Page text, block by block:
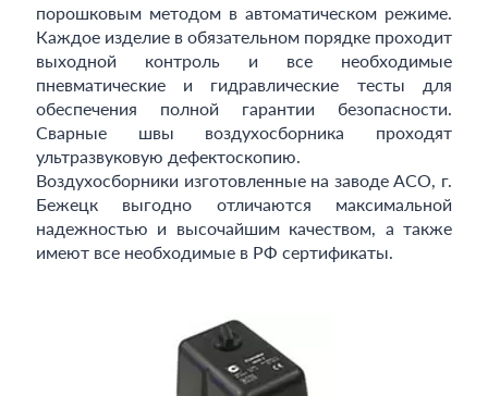
порошковым методом в автоматическом режиме.
Каждое изделие в обязательном порядке проходит
выходной контроль и все необходимые
пневматические и гидравлические тесты для
обеспечения полной гарантии безопасности.
Сварные швы воздухосборника проходят
ультразвуковую дефектоскопию.
Воздухосборники изготовленные на заводе АСО, г.
Бежецк выгодно отличаются максимальной
надежностью и высочайшим качеством, а также
имеют все необходимые в РФ сертификаты.